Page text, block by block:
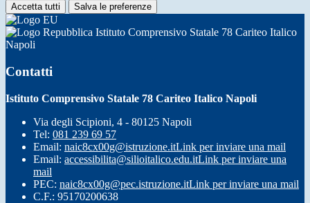
Accetta tutti Salva le preferenze
Istituto Comprensivo Statale 78 Cariteo Italico
Napoli
Contatti
Istituto Comprensivo Statale 78 Cariteo Italico Napoli
Via degli Scipioni, 4 - 80125 Napoli
Tel: 081 239 69 57
Email: naic8cx00g@istruzione.itLink per inviare una mail
Email: accessibilita@silioitalico.edu.itLink per inviare una
mail
PEC: naic8cx00g@pec.istruzione.itLink per inviare una mail
C.F.: 95170200638